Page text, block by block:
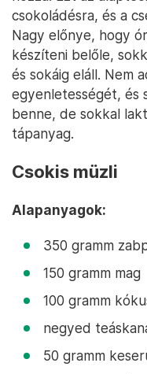
csokoládésra, és a
Nagy előnye, hogy
készíteni belőle,
és sokáig eláll. Nem
egyenletességét, és
benne, de sokkal
tápanyag.
Csokis müzli
Alapanyagok:
350 gramm
150 gramm mag
100 gramm
negyed
50 gramm